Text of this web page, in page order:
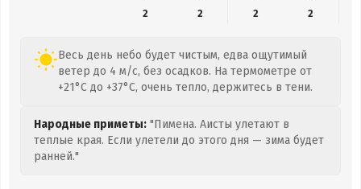
2
2 2 2
Весь день небо будет чистым, едва ощутимый
ветер до 4 м/с, без осадков. На термометре от
+21°C до +37°C, очень тепло, держитесь в тени.
Народные приметы: "Пимена. Аисты улетают в
теплые края. Если улетели до этого дня — зима будет
ранней."